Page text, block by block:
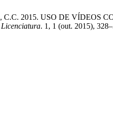
C.C. 2015. USO DE
Licenciatura. 1, 1 (out. 2015),